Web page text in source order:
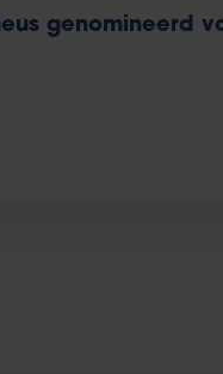
genomineerd